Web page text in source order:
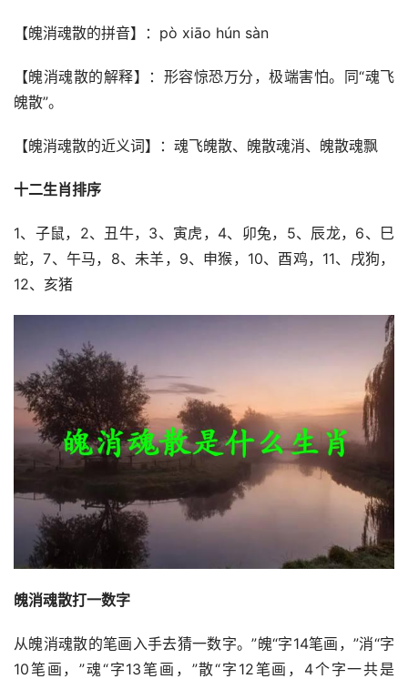
【魄消魂散的拼音】：pò xiāo hún sàn
【魄消魂散的解释】：形容惊恐万分，极端害怕。同“魂飞
魄散”。
【魄消魂散的近义词】：魂飞魄散、魄散魂消、魄散魂飘
十二生肖排序
1、子鼠，2、丑牛，3、寅虎，4、卯兔，5、辰龙，6、巳
蛇，7、午马，8、未羊，9、申猴，10、酉鸡，11、戌狗，
12、亥猪
魄消魂散打一数字
从魄消魂散的笔画入手去猜一数字。”魄“字14笔画，”消“字
10笔画，”魂“字13笔画，”散“字12笔画，4个字一共是